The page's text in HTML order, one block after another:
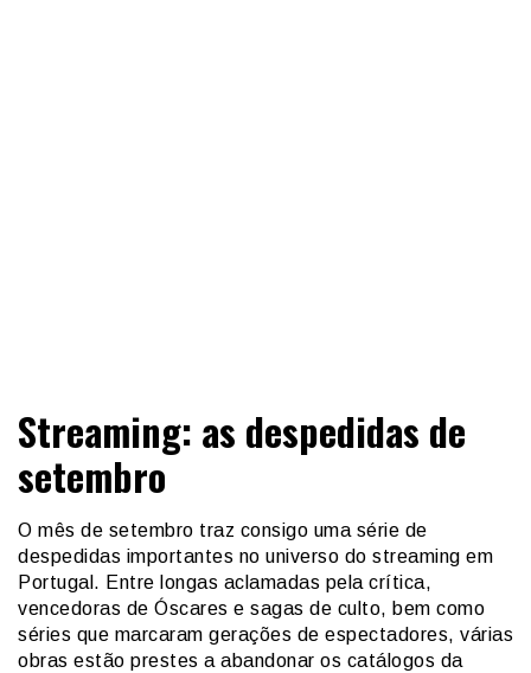
Central Comics
Streaming: as despedidas de
setembro
O mês de setembro traz consigo uma série de
despedidas importantes no universo do streaming em
Portugal. Entre longas aclamadas pela crítica,
vencedoras de Óscares e sagas de culto, bem como
séries que marcaram gerações de espectadores, várias
obras estão prestes a abandonar os catálogos da